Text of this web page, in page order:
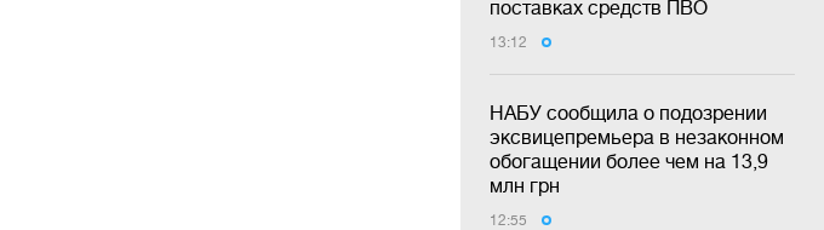
поставках средств ПВО
13:12
НАБУ сообщила о подозрении
эксвицепремьера в незаконном
обогащении более чем на 13,9
млн грн
12:55